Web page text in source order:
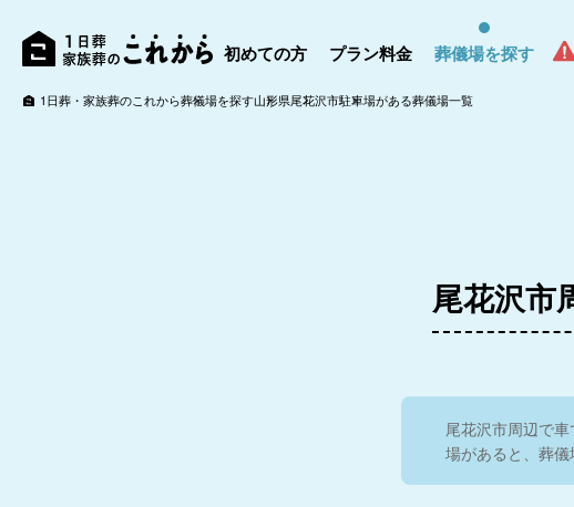
初めての方 プラン料金 葬儀場を探す
1日葬・家族葬のこれから葬儀場を探す山形県尾花沢市駐車場がある葬儀場一覧
尾花沢市
尾花沢市周辺で
場があると、葬